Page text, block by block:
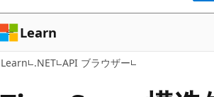
ン
ツ
に
ス
キ
ゲ
ー
シ
ョ
ン
Learn
Learn .NET API ブラウザー